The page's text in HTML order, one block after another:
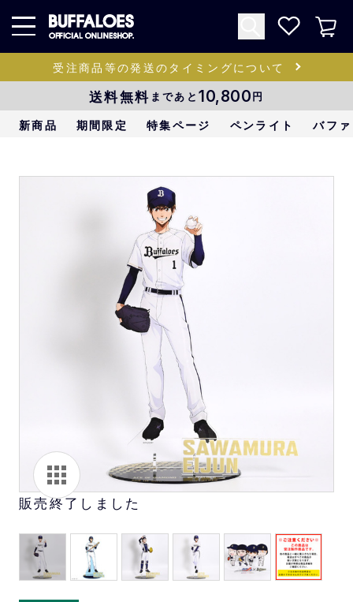
受注商品等の発送のタイミングについて
送料無料 まであと 10,800円
新商品 期間限定 特集ページ ペンライト バフ
販売終了しました